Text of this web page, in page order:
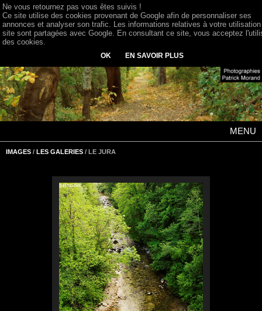
MENU
IMAGES / LES GALERIES / LE JURA
Ne vous retournez pas vous êtes suivis !
Ce site utilise des cookies provenant de Google afin de personnaliser ses
annonces et analyser son trafic. Les informations relatives à votre
site sont partagées avec Google. En consultant ce site, vous acceptez
des cookies.
OK EN SAVOIR PLUS